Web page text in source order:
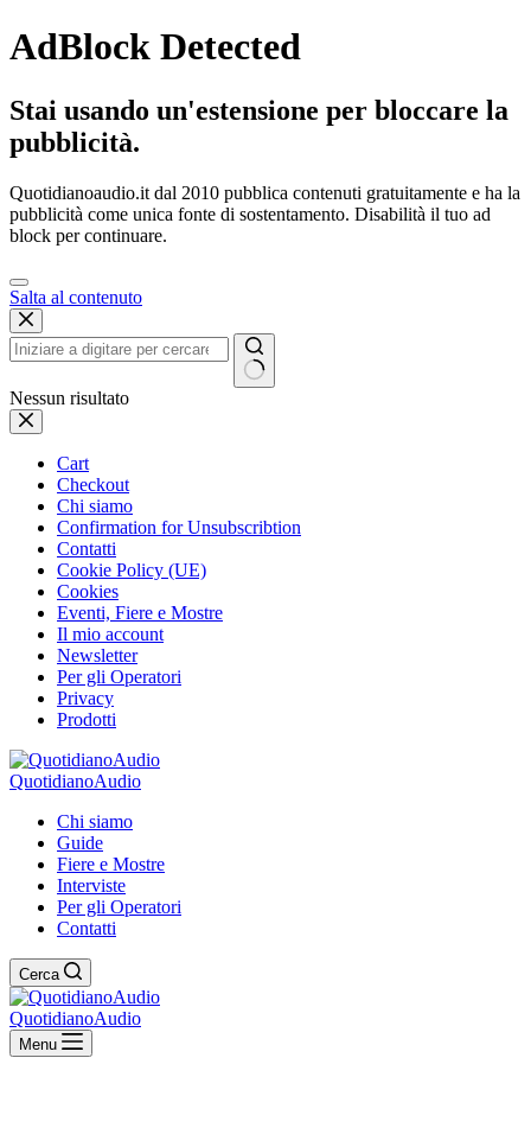
AdBlock Detected
Stai usando un'estensione per bloccare la
pubblicità.
Quotidianoaudio.it dal 2010 pubblica contenuti gratuitamente e ha la
pubblicità come unica fonte di sostentamento. Disabilità il tuo ad
block per continuare.
Salta al contenuto
Nessun risultato
Cart
Checkout
Chi siamo
Confirmation for Unsubscribtion
Contatti
Cookie Policy (UE)
Cookies
Eventi, Fiere e Mostre
Il mio account
Newsletter
Per gli Operatori
Privacy
Prodotti
QuotidianoAudio
Chi siamo
Guide
Fiere e Mostre
Interviste
Per gli Operatori
Contatti
Cerca
QuotidianoAudio
Menu